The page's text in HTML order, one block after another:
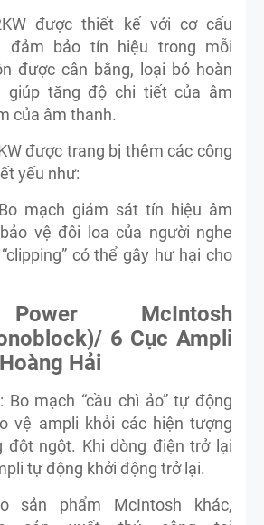
được thiết kế với cơ cấu
đảm bảo tín hiệu trong mỗi
được cân bằng, loại bỏ hoàn
giúp tăng độ chi tiết của âm
của âm thanh.
được trang bị thêm các công
yếu như:
mạch giám sát tín hiệu âm
vệ đôi loa của người nghe
có thể gây hư hại cho
McIntosh
6 Cục Ampli
Hải
Bo mạch “cầu chì ảo” tự động
vệ ampli khỏi các hiện tượng
đột ngột. Khi dòng điện trở lại
tự động khởi động trở lại.
sản phẩm McIntosh khác,